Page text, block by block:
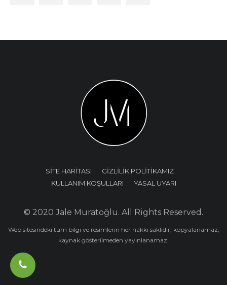
SİTE HARİTASI
GİZLİLİK POLİTİKAMIZ
KULLANIM KOŞULLARI
YASAL UYARI
© 2020 Jale Muratoğlu. All Rights Reserved.
Web sitesindeki tüm bilgi ve resimlerin her hakkı saklıdır, kopyalanamaz,
kaynak gösterilmeden yayınlanamaz.